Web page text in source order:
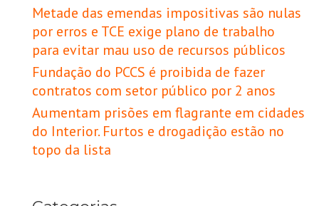
Metade das emendas impositivas são nulas
por erros e TCE exige plano de trabalho
para evitar mau uso de recursos públicos
Fundação do PCCS é proibida de fazer
contratos com setor público por 2 anos
Aumentam prisões em flagrante em cidades
do Interior. Furtos e drogadição estão no
topo da lista